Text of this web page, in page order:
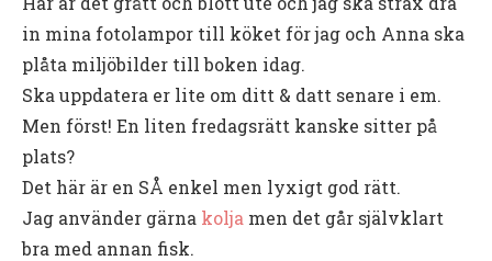
in mina fotolampor till köket för jag och Anna ska
plåta miljöbilder till boken idag.
Ska uppdatera er lite om ditt & datt senare i em.
Men först! En liten fredagsrätt kanske sitter på
plats?
Det här är en SÅ enkel men lyxigt god rätt.
Jag använder gärna kolja men det går självklart
bra med annan fisk.